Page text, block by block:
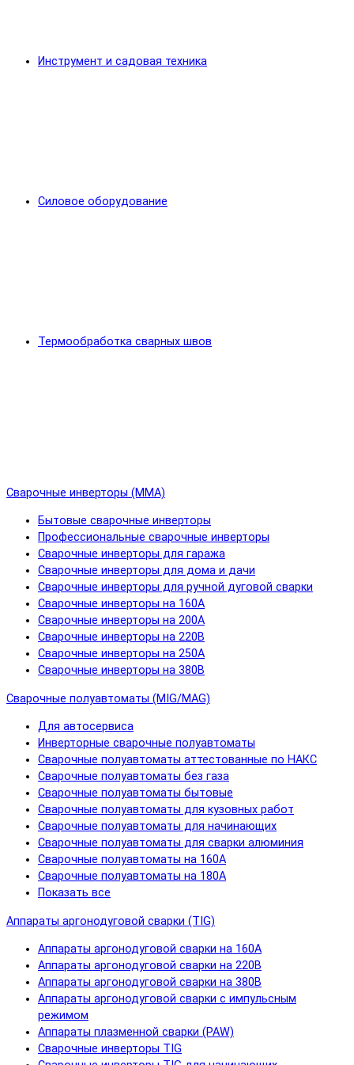
Инструмент и садовая техника
Силовое оборудование
Термообработка сварных швов
Сварочные инверторы (MMA)
Бытовые сварочные инверторы
Профессиональные сварочные инверторы
Сварочные инверторы для гаража
Сварочные инверторы для дома и дачи
Сварочные инверторы для ручной дуговой сварки
Сварочные инверторы на 160А
Сварочные инверторы на 200А
Сварочные инверторы на 220В
Сварочные инверторы на 250А
Сварочные инверторы на 380В
Сварочные полуавтоматы (MIG/MAG)
Для автосервиса
Инверторные сварочные полуавтоматы
Сварочные полуавтоматы аттестованные по НАКС
Сварочные полуавтоматы без газа
Сварочные полуавтоматы бытовые
Сварочные полуавтоматы для кузовных работ
Сварочные полуавтоматы для начинающих
Сварочные полуавтоматы для сварки алюминия
Сварочные полуавтоматы на 160А
Сварочные полуавтоматы на 180А
Показать все
Аппараты аргонодуговой сварки (TIG)
Аппараты аргонодуговой сварки на 160А
Аппараты аргонодуговой сварки на 220В
Аппараты аргонодуговой сварки на 380В
Аппараты аргонодуговой сварки с импульсным
режимом
Аппараты плазменной сварки (PAW)
Сварочные инверторы TIG